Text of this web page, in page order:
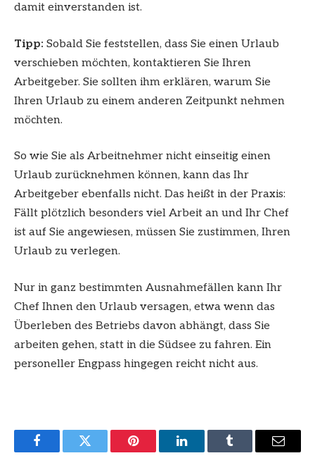
damit einverstanden ist.
Tipp: Sobald Sie feststellen, dass Sie einen Urlaub
verschieben möchten, kontaktieren Sie Ihren
Arbeitgeber. Sie sollten ihm erklären, warum Sie
Ihren Urlaub zu einem anderen Zeitpunkt nehmen
möchten.
So wie Sie als Arbeitnehmer nicht einseitig einen
Urlaub zurücknehmen können, kann das Ihr
Arbeitgeber ebenfalls nicht. Das heißt in der Praxis:
Fällt plötzlich besonders viel Arbeit an und Ihr Chef
ist auf Sie angewiesen, müssen Sie zustimmen, Ihren
Urlaub zu verlegen.
Nur in ganz bestimmten Ausnahmefällen kann Ihr
Chef Ihnen den Urlaub versagen, etwa wenn das
Überleben des Betriebs davon abhängt, dass Sie
arbeiten gehen, statt in die Südsee zu fahren. Ein
personeller Engpass hingegen reicht nicht aus.
FacebookTwitter Pinterest LinkedInTumblr Email